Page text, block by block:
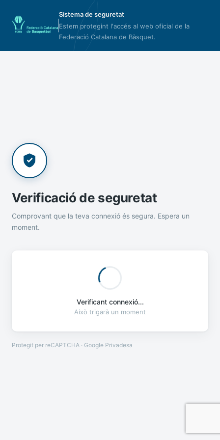
Sistema de seguretat
Estem protegint l'accés al web oficial de la
Federació Catalana de Bàsquet.
Verificació de seguretat
Comprovant que la teva connexió és segura. Espera un
moment.
Verificant connexió...
Això trigarà un moment
Protegit per reCAPTCHA · Google Privadesa